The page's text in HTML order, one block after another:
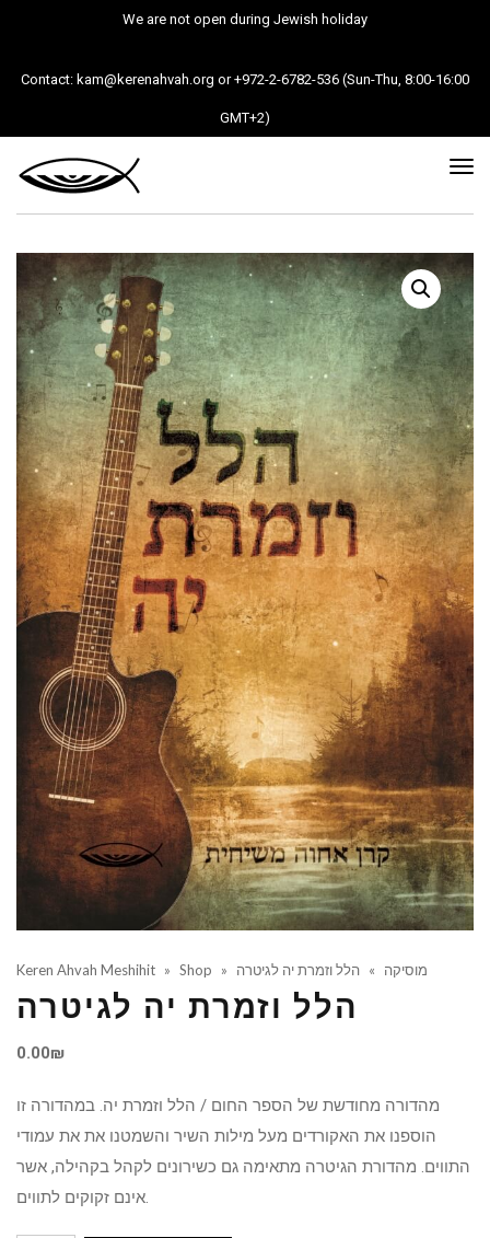
We are not open during Jewish holiday
Contact: kam@kerenahvah.org or +972-2-6782-536 (Sun-Thu, 8:00-16:00
GMT+2)
Keren Ahvah Meshihit » Shop » מוסיקה » הלל וזמרת יה לגיטרה
הלל וזמרת יה לגיטרה
0.00₪
מהדורה מחודשת של הספר החום / הלל וזמרת יה. במהדורה זו
הוספנו את האקורדים מעל מילות השיר והשמטנו את את עמודי
התווים. מהדורת הגיטרה מתאימה גם כשירונים לקהל בקהילה, אשר
אינם זקוקים לתווים.